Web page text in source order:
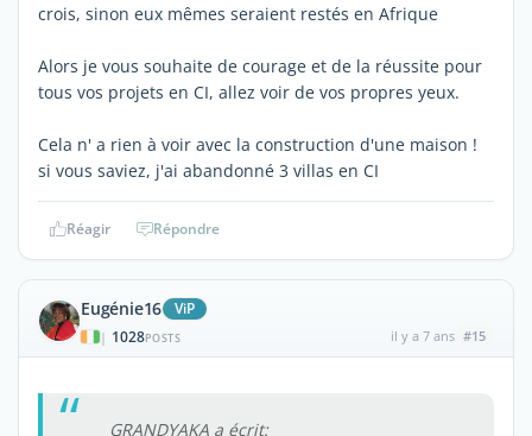
crois, sinon eux mêmes seraient restés en Afrique
Alors je vous souhaite de courage et de la réussite pour
tous vos projets en CI, allez voir de vos propres yeux.
Cela n' a rien à voir avec la construction d'une maison !
si vous saviez, j'ai abandonné 3 villas en CI
Réagir Répondre
Eugénie16 ViP
| 1028POSTS il y a 7 ans #15
GRANDYAKA a écrit: